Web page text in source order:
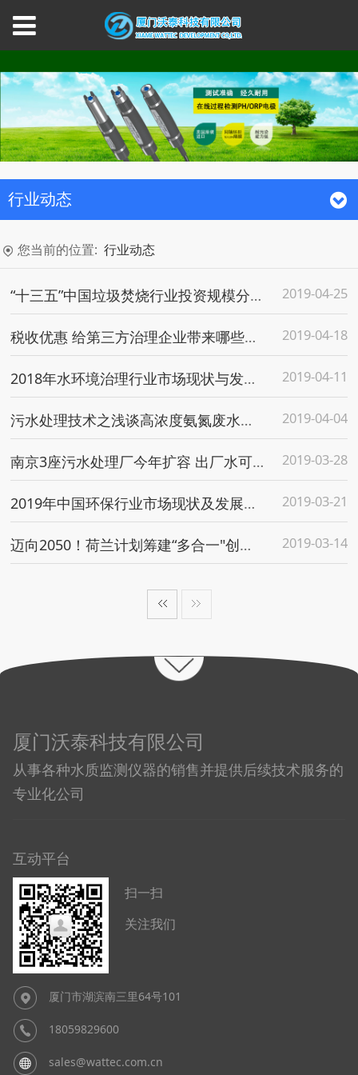
行业动态
您当前的位置: 行业动态
“十三五”中国垃圾焚烧行业投资规模分析预测 2019-04-25
税收优惠 给第三方治理企业带来哪些利好？ 2019-04-18
2018年水环境治理行业市场现状与发展前景分析 2019-04-11
污水处理技术之浅谈高浓度氨氮废水处理 2019-04-04
南京3座污水处理厂今年扩容 出厂水可为河道生态补水 2019-03-28
2019年中国环保行业市场现状及发展趋势分析PPP模式加快助力产业转型发展 2019-03-21
迈向2050！荷兰计划筹建“多合一"创新污水处理厂 2019-03-14
厦门沃泰科技有限公司
从事各种水质监测仪器的销售并提供后续技术服务的
专业化公司
互动平台
扫一扫
关注我们
厦门市湖滨南三里64号101
18059829600
sales@wattec.com.cn